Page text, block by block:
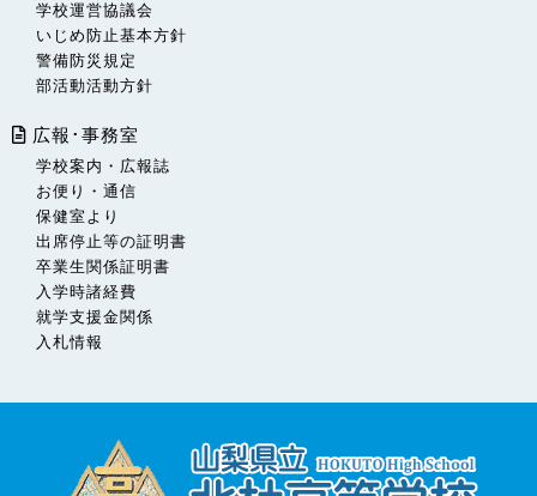
学校運営協議会
いじめ防止基本方針
警備防災規定
部活動活動方針
広報･事務室
学校案内・広報誌
お便り・通信
保健室より
出席停止等の証明書
卒業生関係証明書
入学時諸経費
就学支援金関係
入札情報